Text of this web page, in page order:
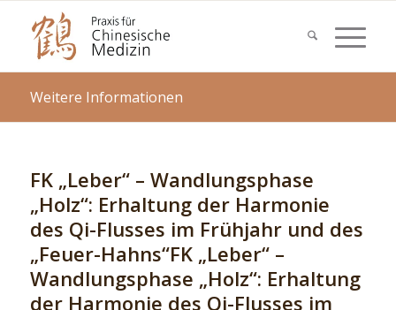
Weitere Informationen
FK „Leber“ – Wandlungsphase
„Holz“: Erhaltung der Harmonie
des Qi-Flusses im Frühjahr und des
„Feuer-Hahns“FK „Leber“ –
Wandlungsphase „Holz“: Erhaltung
der Harmonie des Qi-Flusses im